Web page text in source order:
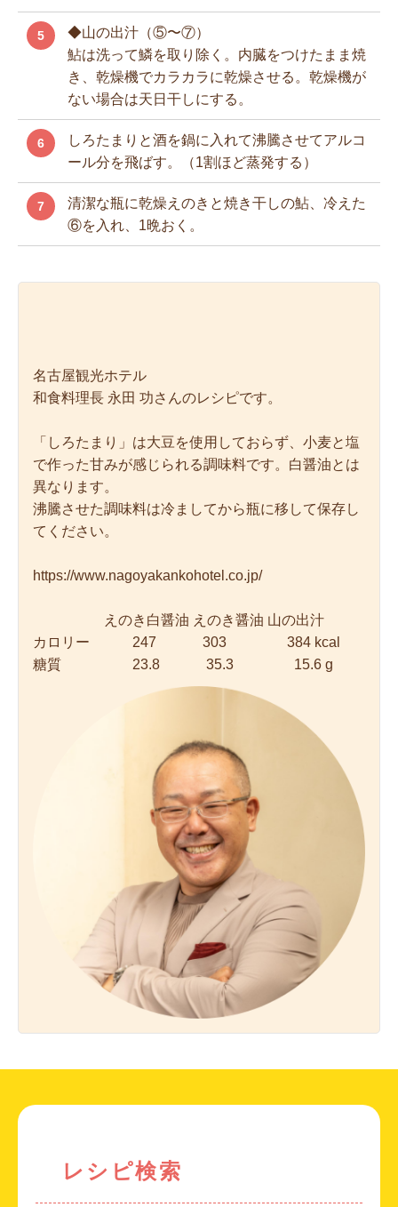
5
◆山の出汁（⑤〜⑦）
鮎は洗って鱗を取り除く。内臓をつけたまま焼
き、乾燥機でカラカラに乾燥させる。乾燥機が
ない場合は天日干しにする。
6
しろたまりと酒を鍋に入れて沸騰させてアルコ
ール分を飛ばす。（1割ほど蒸発する）
7
清潔な瓶に乾燥えのきと焼き干しの鮎、冷えた
⑥を入れ、1晩おく。
名古屋観光ホテル
和食料理長 永田 功さんのレシピです。
「しろたまり」は大豆を使用しておらず、小麦と塩
で作った甘みが感じられる調味料です。白醤油とは
異なります。
沸騰させた調味料は冷ましてから瓶に移して保存し
てください。
https://www.nagoyakankohotel.co.jp/
えのき白醤油 えのき醤油 山の出汁
カロリー 247 303 384 kcal
糖質 23.8 35.3 15.6 g
レシピ検索